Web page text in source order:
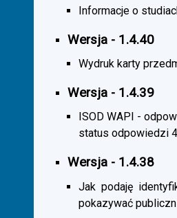
Informacje o
Wersja - 1.4.40
Wydruk karty
Wersja - 1.4.39
ISOD WAPI -
status odpowiedzi
Wersja - 1.4.38
Jak podaję
pokazywać